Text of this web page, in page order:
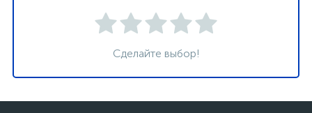
Сделайте выбор!